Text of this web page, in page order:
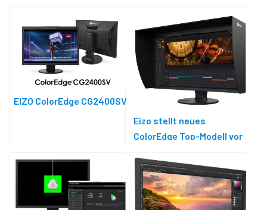
EIZO ColorEdge CG2400SV
Eizo stellt neues
ColorEdge Top-Modell vor